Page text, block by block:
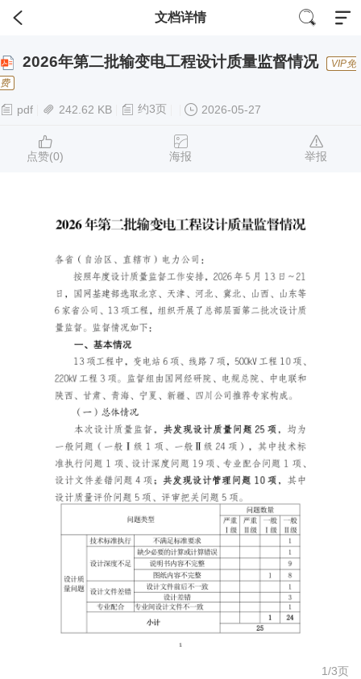
文档详情
2026年第二批输变电工程设计质量监督情况
VIP免
费
pdf 242.62 KB 约3页 2026-05-27
点赞(0) 海报 举报
1/3页